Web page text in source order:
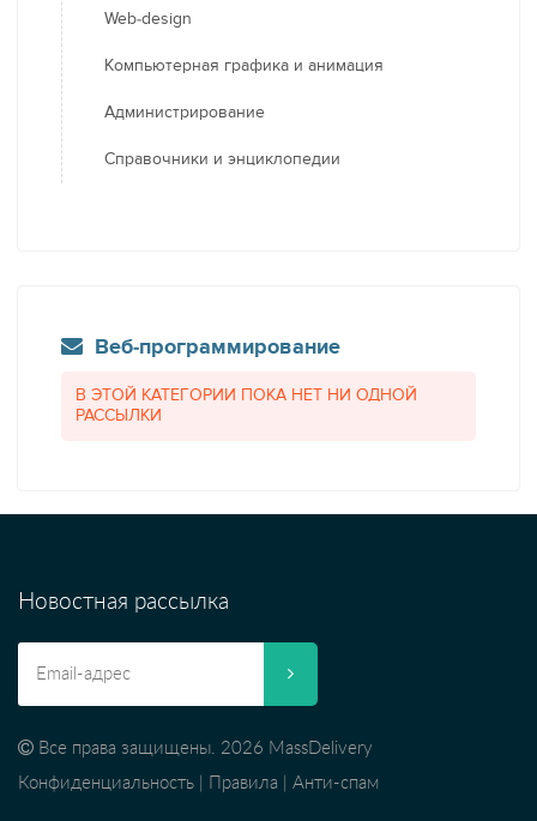
Web-design
Компьютерная графика и анимация
Администрирование
Справочники и энциклопедии
Веб-программирование
В ЭТОЙ КАТЕГОРИИ ПОКА НЕТ НИ ОДНОЙ
РАССЫЛКИ
Новостная рассылка
Все права защищены. 2026 MassDelivery
Конфиденциальность
Правила Анти-спам